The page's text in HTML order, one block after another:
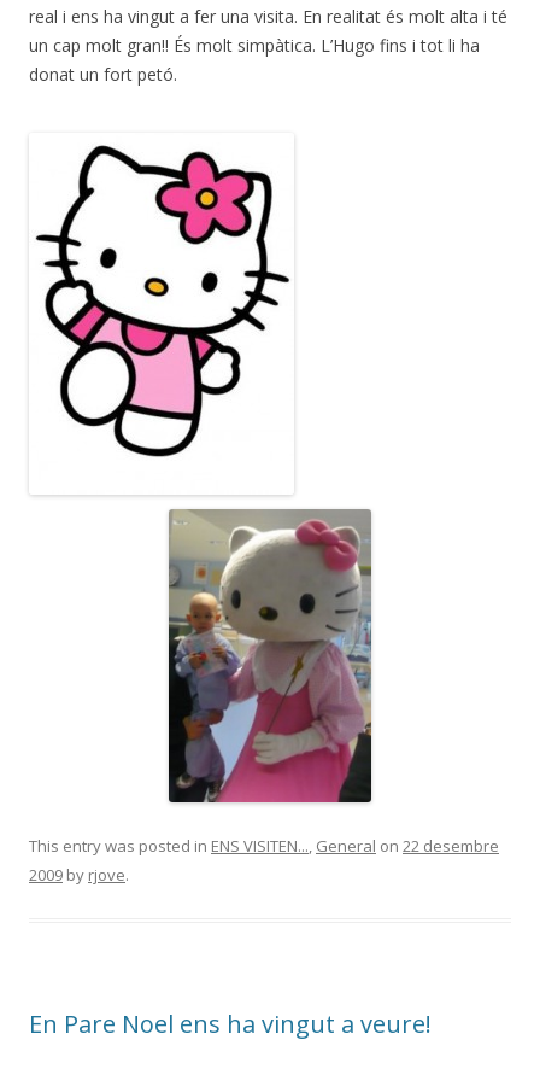
real i ens ha vingut a fer una visita. En realitat és molt alta i té
un cap molt gran!! És molt simpàtica. L’Hugo fins i tot li ha
donat un fort petó.
This entry was posted in ENS VISITEN..., General on 22 desembre
2009 by rjove.
En Pare Noel ens ha vingut a veure!